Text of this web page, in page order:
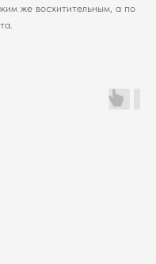
же восхитительным, а по